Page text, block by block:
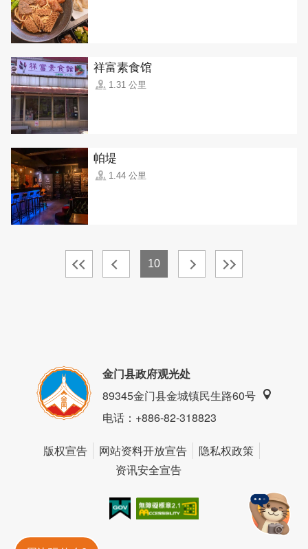
祥富素食馆
1.31 公里
帕堤
1.44 公里
10
金门县政府观光处
89345金门县金城镇民生路60号
电话：+886-82-318823
版权宣告 网站资料开放宣告
隐私权政策
资讯安全宣告